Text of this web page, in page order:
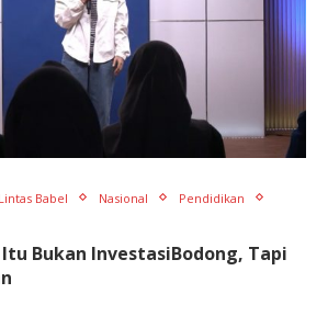
Lintas Babel Nasional
Pendidikan
Bukan InvestasiBodong, Tapi